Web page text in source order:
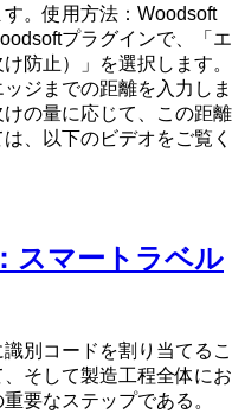
。使用方法：Woodsoft
プラグインで、「エ
防止）」を選択します。
ジまでの距離を入力しま
の量に応じて、この距離
、以下のビデオをご覧く
スマートラベル
別コードを割り当てるこ
そして製造工程全体にお
要なステップである。